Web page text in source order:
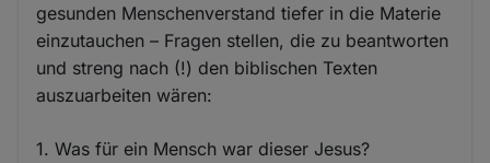
gesunden Menschenverstand tiefer in die Materie
einzutauchen – Fragen stellen, die zu beantworten
und streng nach (!) den biblischen Texten
auszuarbeiten wären:
1. Was für ein Mensch war dieser Jesus?